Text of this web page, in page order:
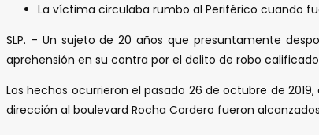
La víctima circulaba rumbo al Periférico cuando
SLP. – Un sujeto de 20 años que presuntamente
aprehensión en su contra por el delito de robo
Los hechos ocurrieron el pasado 26 de octubre de
dirección al boulevard Rocha Cordero fueron